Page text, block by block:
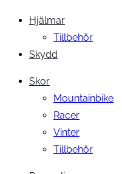
Hjälmar
Tillbehör
Skydd
Skor
Mountainbike
Racer
Vinter
Tillbehör